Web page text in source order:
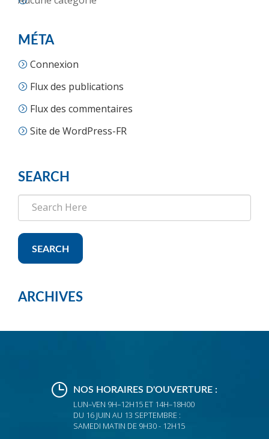
MÉTA
Connexion
Flux des publications
Flux des commentaires
Site de WordPress-FR
SEARCH
SEARCH
ARCHIVES
NOS HORAIRES D'OUVERTURE :
LUN–VEN 9H–12H15 ET 14H–18H00
DU 16 JUIN AU 13 SEPTEMBRE :
SAMEDI MATIN DE 9H30 - 12H15